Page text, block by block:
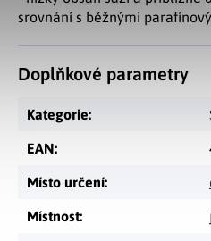
srovnání s běžnými
Doplňkové parametry
Kategorie:
EAN:
Místo určení:
Místnost: